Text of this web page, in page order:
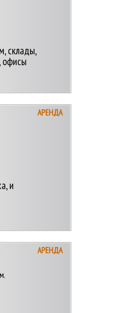
склады,
офисы
АРЕНДА
и
АРЕНДА